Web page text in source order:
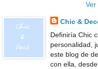
Ver
Chic &
Definiría Chic
personalidad,
este blog de
con ella,